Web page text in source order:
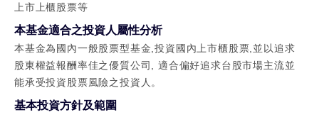
上市上櫃股票等
本基金適合之投資人屬性分析
本基金為國內一般股票型基金,投資國內上市櫃股票,並以追求
股東權益報酬率佳之優質公司, 適合偏好追求台股市場主流並
能承受投資股票風險之投資人。
基本投資方針及範圍